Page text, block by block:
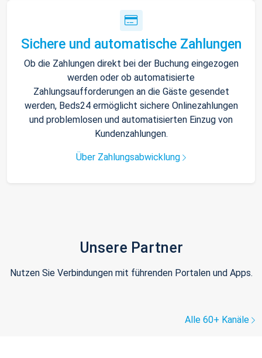
Sichere und automatische Zahlungen
Ob die Zahlungen direkt bei der Buchung eingezogen
werden oder ob automatisierte
Zahlungsaufforderungen an die Gäste gesendet
werden, Beds24 ermöglicht sichere Onlinezahlungen
und problemlosen und automatisierten Einzug von
Kundenzahlungen.
Über Zahlungsabwicklung
Unsere Partner
Nutzen Sie Verbindungen mit führenden Portalen und Apps.
Alle 60+ Kanäle